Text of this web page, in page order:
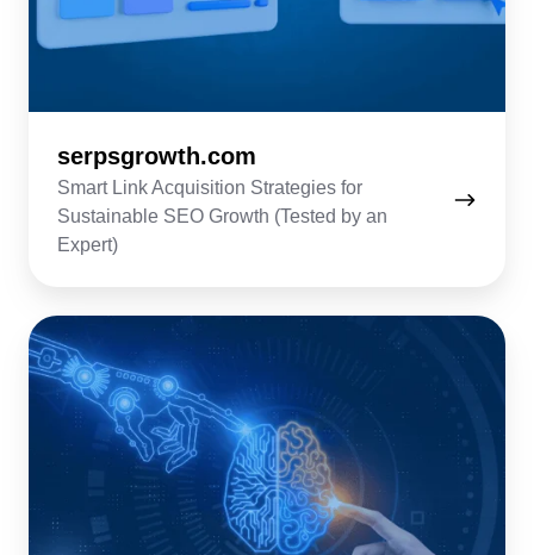
serpsgrowth.com
Smart Link Acquisition Strategies for
Sustainable SEO Growth (Tested by an
Expert)
4thoughtmarketing.com